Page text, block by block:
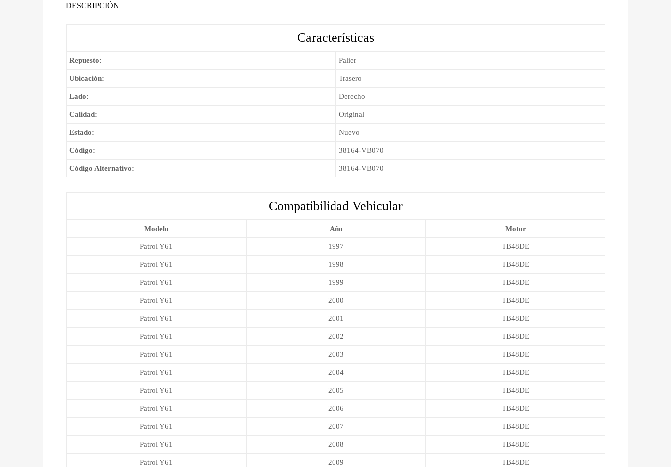
DESCRIPCIÓN
Características
Repuesto: Palier
Ubicación: Trasero
Lado: Derecho
Calidad: Original
Estado: Nuevo
Código: 38164-VB070
Código Alternativo: 38164-VB070
Compatibilidad Vehicular
Modelo Año Motor
Patrol Y61 1997 TB48DE
Patrol Y61 1998 TB48DE
Patrol Y61 1999 TB48DE
Patrol Y61 2000 TB48DE
Patrol Y61 2001 TB48DE
Patrol Y61 2002 TB48DE
Patrol Y61 2003 TB48DE
Patrol Y61 2004 TB48DE
Patrol Y61 2005 TB48DE
Patrol Y61 2006 TB48DE
Patrol Y61 2007 TB48DE
Patrol Y61 2008 TB48DE
Patrol Y61 2009 TB48DE